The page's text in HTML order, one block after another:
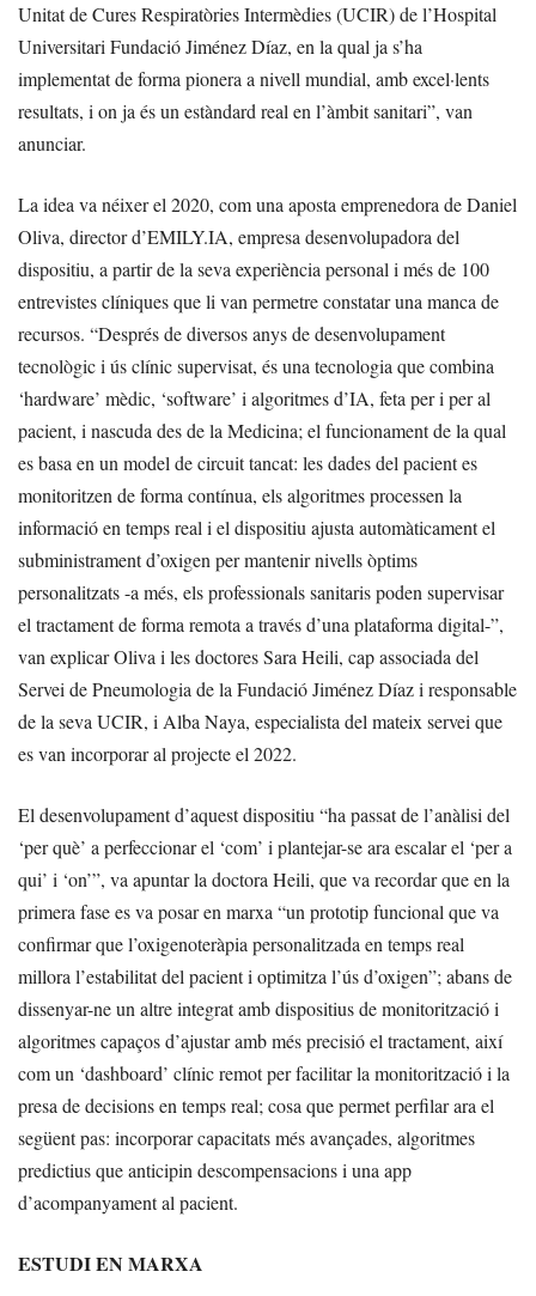
Unitat de Cures Respiratòries Intermèdies (UCIR) de l’Hospital
Universitari Fundació Jiménez Díaz, en la qual ja s’ha
implementat de forma pionera a nivell mundial, amb excel·lents
resultats, i on ja és un estàndard real en l’àmbit sanitari”, van
anunciar.
La idea va néixer el 2020, com una aposta emprenedora de Daniel
Oliva, director d’EMILY.IA, empresa desenvolupadora del
dispositiu, a partir de la seva experiència personal i més de 100
entrevistes clíniques que li van permetre constatar una manca de
recursos. “Després de diversos anys de desenvolupament
tecnològic i ús clínic supervisat, és una tecnologia que combina
‘hardware’ mèdic, ‘software’ i algoritmes d’IA, feta per i per al
pacient, i nascuda des de la Medicina; el funcionament de la qual
es basa en un model de circuit tancat: les dades del pacient es
monitoritzen de forma contínua, els algoritmes processen la
informació en temps real i el dispositiu ajusta automàticament el
subministrament d’oxigen per mantenir nivells òptims
personalitzats -a més, els professionals sanitaris poden supervisar
el tractament de forma remota a través d’una plataforma digital-”,
van explicar Oliva i les doctores Sara Heili, cap associada del
Servei de Pneumologia de la Fundació Jiménez Díaz i responsable
de la seva UCIR, i Alba Naya, especialista del mateix servei que
es van incorporar al projecte el 2022.
El desenvolupament d’aquest dispositiu “ha passat de l’anàlisi del
‘per què’ a perfeccionar el ‘com’ i plantejar-se ara escalar el ‘per a
qui’ i ‘on’”, va apuntar la doctora Heili, que va recordar que en la
primera fase es va posar en marxa “un prototip funcional que va
confirmar que l’oxigenoteràpia personalitzada en temps real
millora l’estabilitat del pacient i optimitza l’ús d’oxigen”; abans de
dissenyar-ne un altre integrat amb dispositius de monitorització i
algoritmes capaços d’ajustar amb més precisió el tractament, així
com un ‘dashboard’ clínic remot per facilitar la monitorització i la
presa de decisions en temps real; cosa que permet perfilar ara el
següent pas: incorporar capacitats més avançades, algoritmes
predictius que anticipin descompensacions i una app
d’acompanyament al pacient.
ESTUDI EN MARXA